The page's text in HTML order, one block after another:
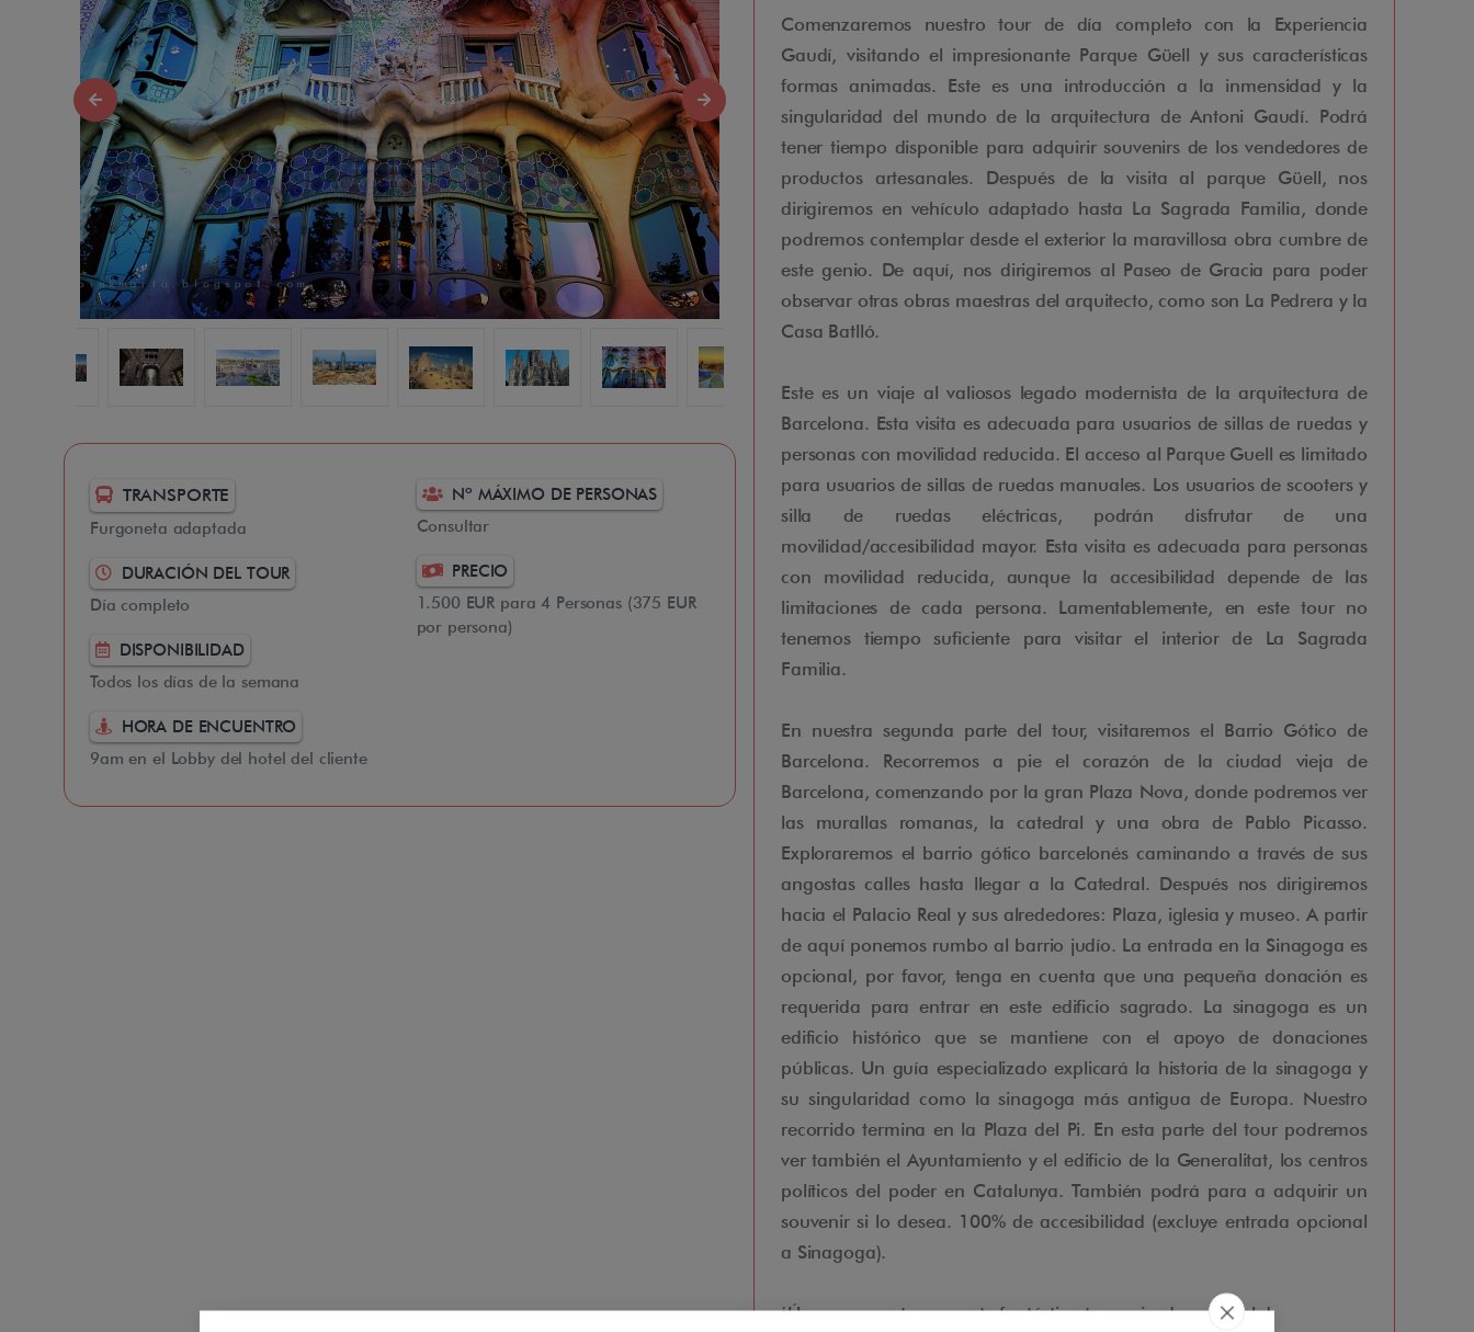
TRANSPORTE
Furgoneta adaptada
DURACIÓN DEL TOUR
Día completo
DISPONIBILIDAD
Todos los días de la semana
HORA DE ENCUENTRO
9am en el Lobby del hotel del cliente
Nº MÁXIMO DE PERSONAS
Consultar
PRECIO
1.500 EUR para 4 Personas (375 EUR
por persona)
Comenzaremos nuestro tour de día completo con la Experiencia
Gaudí, visitando el impresionante Parque Güell y sus características
formas animadas. Este es una introducción a la inmensidad y la
singularidad del mundo de la arquitectura de Antoni Gaudí. Podrá
tener tiempo disponible para adquirir souvenirs de los vendedores de
productos artesanales. Después de la visita al parque Güell, nos
dirigiremos en vehículo adaptado hasta La Sagrada Familia, donde
podremos contemplar desde el exterior la maravillosa obra cumbre de
este genio. De aquí, nos dirigiremos al Paseo de Gracia para poder
observar otras obras maestras del arquitecto, como son La Pedrera y la
Casa Batlló.
Este es un viaje al valiosos legado modernista de la arquitectura de
Barcelona. Esta visita es adecuada para usuarios de sillas de ruedas y
personas con movilidad reducida. El acceso al Parque Guell es limitado
para usuarios de sillas de ruedas manuales. Los usuarios de scooters y
silla de ruedas eléctricas, podrán disfrutar de una
movilidad/accesibilidad mayor. Esta visita es adecuada para personas
con movilidad reducida, aunque la accesibilidad depende de las
limitaciones de cada persona. Lamentablemente, en este tour no
tenemos tiempo suficiente para visitar el interior de La Sagrada
Familia.
En nuestra segunda parte del tour, visitaremos el Barrio Gótico de
Barcelona. Recorremos a pie el corazón de la ciudad vieja de
Barcelona, comenzando por la gran Plaza Nova, donde podremos ver
las murallas romanas, la catedral y una obra de Pablo Picasso.
Exploraremos el barrio gótico barcelonés caminando a través de sus
angostas calles hasta llegar a la Catedral. Después nos dirigiremos
hacia el Palacio Real y sus alrededores: Plaza, iglesia y museo. A partir
de aquí ponemos rumbo al barrio judío. La entrada en la Sinagoga es
opcional, por favor, tenga en cuenta que una pequeña donación es
requerida para entrar en este edificio sagrado. La sinagoga es un
edificio histórico que se mantiene con el apoyo de donaciones
públicas. Un guía especializado explicará la historia de la sinagoga y
su singularidad como la sinagoga más antigua de Europa. Nuestro
recorrido termina en la Plaza del Pi. En esta parte del tour podremos
ver también el Ayuntamiento y el edificio de la Generalitat, los centros
políticos del poder en Catalunya. También podrá para a adquirir un
souvenir si lo desea. 100% de accesibilidad (excluye entrada opcional
a Sinagoga).
¡Únase a nosotros en este fantástico tour privado accesible!